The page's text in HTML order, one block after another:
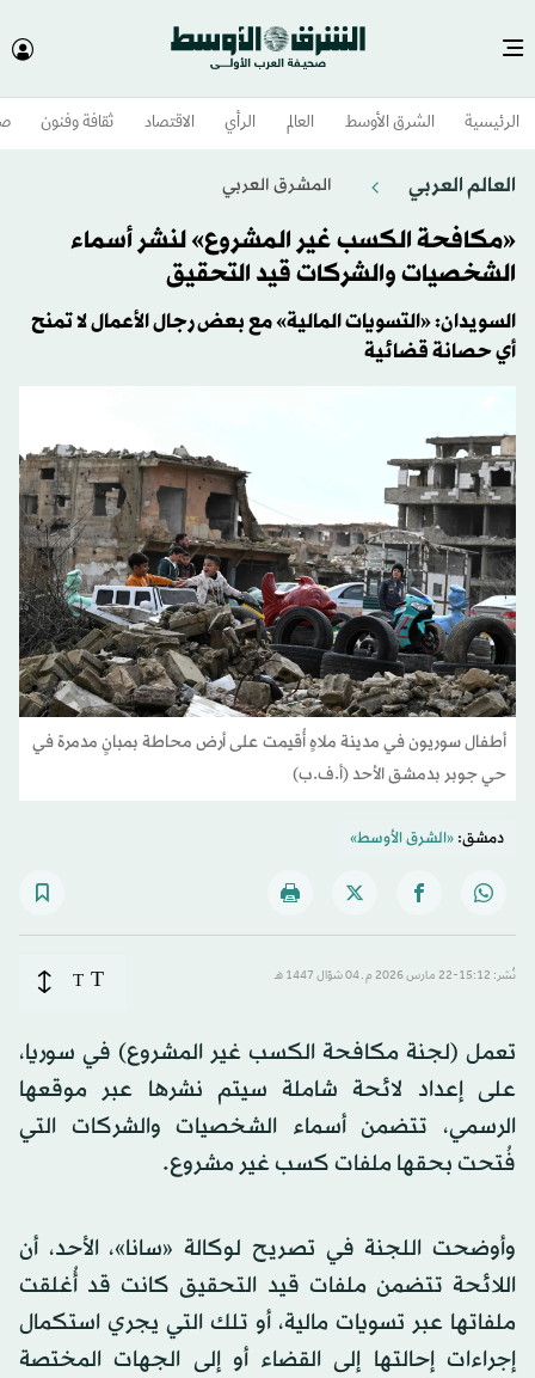
الرئيسية الشرق الأوسط​ العالم الرأي الاقتصاد ثقافة وفنون
العالم العربي المشرق العربي
«مكافحة الكسب غير المشروع» لنشر أسماء
الشخصيات والشركات قيد التحقيق
السويدان: «التسويات المالية» مع بعض رجال الأعمال لا تمنح
أي حصانة قضائية
أطفال سوريون في مدينة ملاهٍ أُقيمت على أرض محاطة بمبانٍ مدمرة في
حي جوبر بدمشق الأحد (أ.ف.ب)
دمشق:«الشرق الأوسط»
نُشر: 15:12-22 مارس 2026 م ـ 04 شوّال 1447 هـ T
T
تعمل (لجنة مكافحة الكسب غير المشروع) في سوريا،
على إعداد لائحة شاملة سيتم نشرها عبر موقعها
الرسمي، تتضمن أسماء الشخصيات والشركات التي
فُتحت بحقها ملفات كسب غير مشروع.
وأوضحت اللجنة في تصريح لوكالة «سانا»، الأحد، أن
اللائحة تتضمن ملفات قيد التحقيق كانت قد أُغلقت
ملفاتها عبر تسويات مالية، أو تلك التي يجري استكمال
إجراءات إحالتها إلى القضاء أو إلى الجهات المختصة